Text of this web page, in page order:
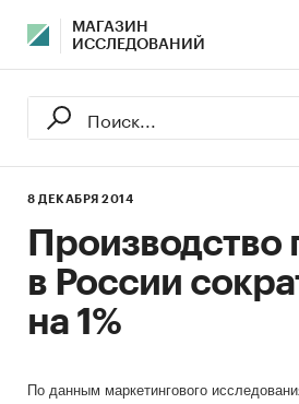
МАГАЗИН
ИССЛЕДОВАНИЙ
8 ДЕКАБРЯ 2014
Производство
в России
на 1%
По данным маркетингового